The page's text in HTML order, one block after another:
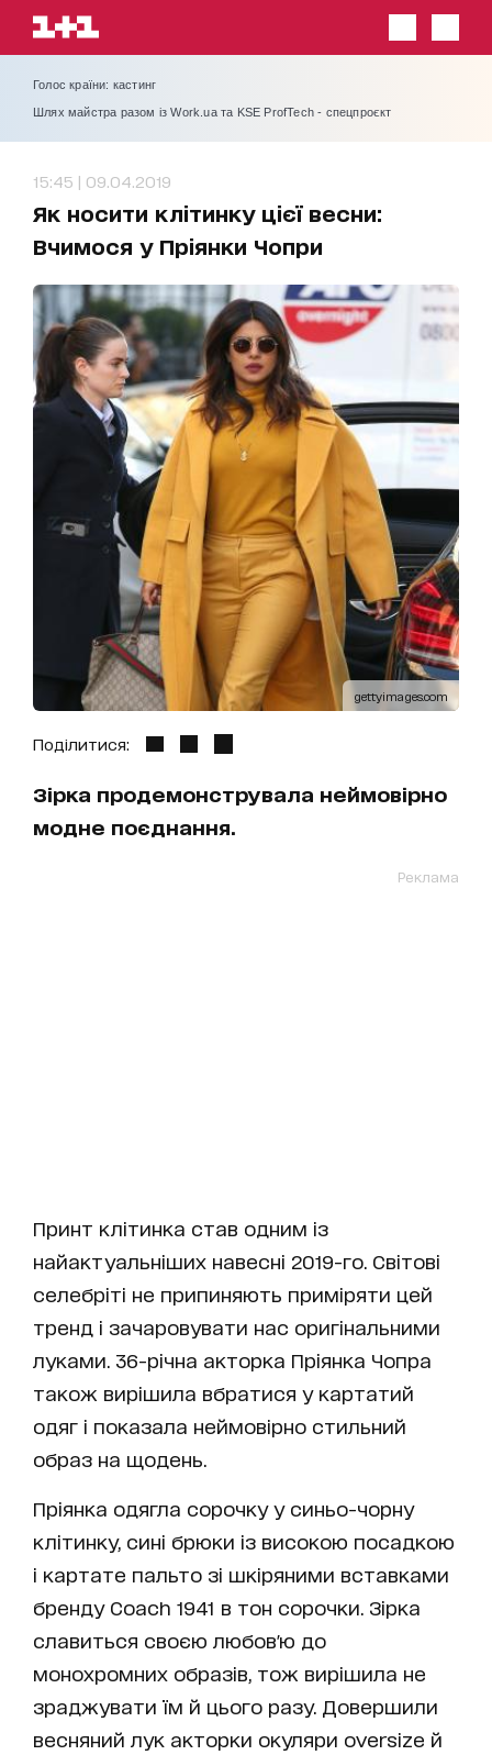
Голос країни: кастинг
Шлях майстра разом із Work.ua та KSE ProfTech - спецпроєкт
15:45 | 09.04.2019
Як носити клітинку цієї весни:
Вчимося у Пріянки Чопри
gettyimages.com
Поділитися:
Зірка продемонструвала неймовірно
модне поєднання.
Реклама
Принт клітинка став одним із
найактуальніших навесні 2019-го. Світові
селебріті не припиняють приміряти цей
тренд і зачаровувати нас оригінальними
луками. 36-річна акторка Пріянка Чопра
також вирішила вбратися у картатий
одяг і показала неймовірно стильний
образ на щодень.
Пріянка одягла сорочку у синьо-чорну
клітинку, сині брюки із високою посадкою
і картате пальто зі шкіряними вставками
бренду Coach 1941 в тон сорочки. Зірка
славиться своєю любов'ю до
монохромних образів, тож вирішила не
зраджувати їм й цього разу. Довершили
весняний лук акторки окуляри oversize й